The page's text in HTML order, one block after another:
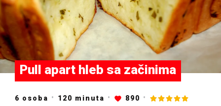
Pull apart hleb sa začinima
6 osoba 120 minuta 890